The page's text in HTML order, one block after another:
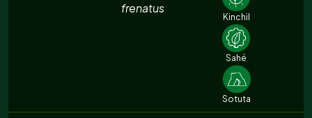
frenatus
Kinchil
Sahé
Sotuta